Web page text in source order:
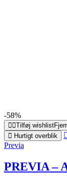
-58%
Tilføj wishlist
Hurtigt overblik
Previa
PREVIA –